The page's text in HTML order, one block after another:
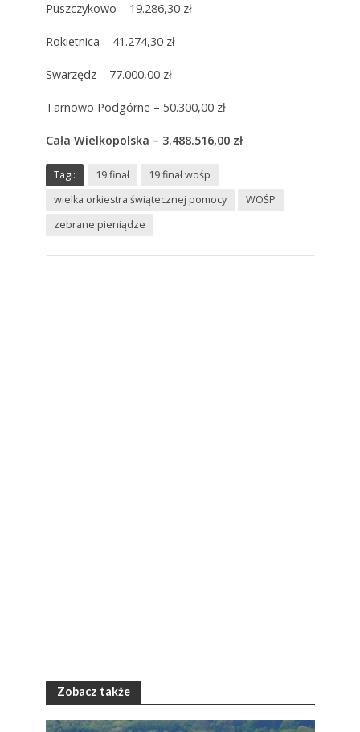
Puszczykowo – 19.286,30 zł
Rokietnica – 41.274,30 zł
Swarzędz – 77.000,00 zł
Tarnowo Podgórne – 50.300,00 zł
Cała Wielkopolska – 3.488.516,00 zł
Tagi: 19 finał
19 finał wośp
wielka orkiestra świątecznej pomocy
WOŚP
zebrane pieniądze
Zobacz także